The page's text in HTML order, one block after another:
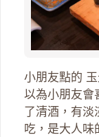
小朋友點的
以為小朋友會
了清酒，有淡
吃，是大人味